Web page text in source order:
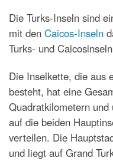
Die Turks-Inseln sind
mit den Caicos-Inseln
Turks- und
Die Inselkette, die aus
besteht, hat eine
Quadratkilometern
auf die beiden
verteilen. Die
und liegt auf Grand